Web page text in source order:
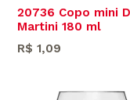
20736 Copo mini
Martini 180 ml
Preço
R$ 1,09